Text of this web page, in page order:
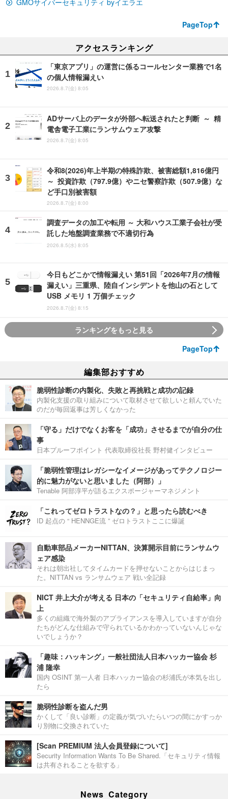
GMOサイバーセキュリティ byイエラエ
PageTop
アクセスランキング
「東京アプリ」の運営に係るコールセンター業務で1名
の個人情報漏えい
2026.8.7(金) 8:05
ADサーバ上のデータが外部へ転送されたと判断 ～ 精
電舎電子工業にランサムウェア攻撃
2026.8.7(金) 8:05
令和8(2026)年上半期の特殊詐欺、被害総額1,816億円
～ 投資詐欺（797.9億）やニセ警察詐欺（507.9億）な
ど手口別被害額
2026.8.7(金) 8:00
調査データの加工や転用 ～ 大和ハウス工業子会社が受
託した地盤調査業務で不適切行為
2026.8.5(水) 8:05
今日もどこかで情報漏えい 第51回「2026年7月の情報
漏えい」三重県、陸自インシデントを他山の石として
USB メモリ 1 万個チェック
2026.8.7(金) 8:15
ランキングをもっと見る
PageTop
編集部おすすめ
脆弱性診断の内製化、失敗と再挑戦と成功の記録
内製化支援の取り組みについて取材させて欲しいと頼んでいた
のだが毎回返事は芳しくなかった
「守る」だけでなくお客を「成功」させるまでが自分の仕
事
日本プルーフポイント 代表取締役社長 野村健インタビュー
「脆弱性管理はレガシーなイメージがあってテクノロジー
的に魅力がないと思いました（阿部）」
Tenable 阿部淳平が語るエクスポージャーマネジメント
「これってゼロトラストなの？」と思ったら読むべき
ID 起点の “ HENNGE流 ” ゼロトラストここに爆誕
自動車部品メーカーNITTAN、決算開示目前にランサムウ
ェア感染
それは朝出社してタイムカードを押せないことからはじまっ
た。NITTAN vs ランサムウェア 戦い全記録
NICT 井上大介が考える 日本の「セキュリティ自給率」向
上
多くの組織で海外製のアプライアンスを導入していますが自分
たちがどんな仕組みで守られているかわかっていないんじゃな
いでしょうか？
「趣味：ハッキング」一般社団法人日本ハッカー協会 杉
浦 隆幸
国内 OSINT 第一人者 日本ハッカー協会の杉浦氏が本気を出し
たら
脆弱性診断を盗んだ男
かくして「良い診断」の定義が気づいたらいつの間にかすっか
り別物に交換されていた
[Scan PREMIUM 法人会員登録について]
Security Information Wants To Be Shared.「セキュリティ情報
は共有されることを欲する」
News Category